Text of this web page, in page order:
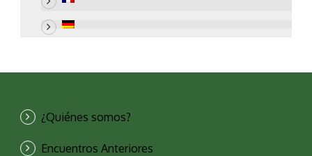
¿Quiénes somos?
Encuentros Anteriores